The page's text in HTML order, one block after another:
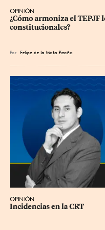
OPINIÓN
¿Cómo armoniza el
constitucionales?
Por Felipe de la Mata Pizaña
OPINIÓN
Incidencias en la CRT